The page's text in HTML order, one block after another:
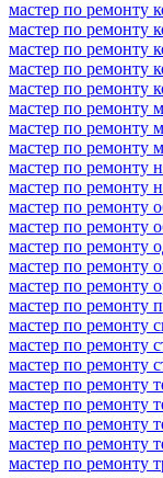
мастер по ремонту
мастер по ремонту
мастер по ремонту
мастер по ремонту
мастер по ремонту
мастер по ремонту
мастер по ремонту
мастер по ремонту
мастер по ремонту
мастер по ремонту
мастер по ремонту
мастер по ремонту
мастер по ремонту
мастер по ремонту
мастер по ремонту
мастер по ремонту
мастер по ремонту
мастер по ремонту
мастер по ремонту
мастер по ремонту
мастер по ремонту
мастер по ремонту
мастер по ремонту
мастер по ремонту